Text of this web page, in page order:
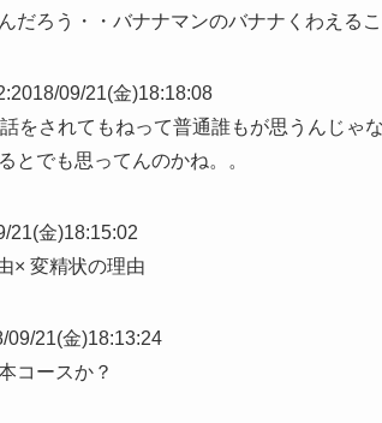
だろう・・バナナマンのバナナくわえる
:2018/09/21(金)18:18:08
をされてもねって普通誰もが思うんじゃ
とでも思ってんのかね。。
21(金)18:15:02
× 変精状の理由
09/21(金)18:13:24
コースか？